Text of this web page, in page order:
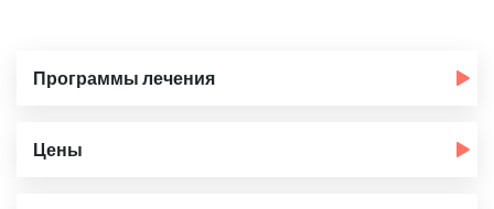
Программы лечения
Цены